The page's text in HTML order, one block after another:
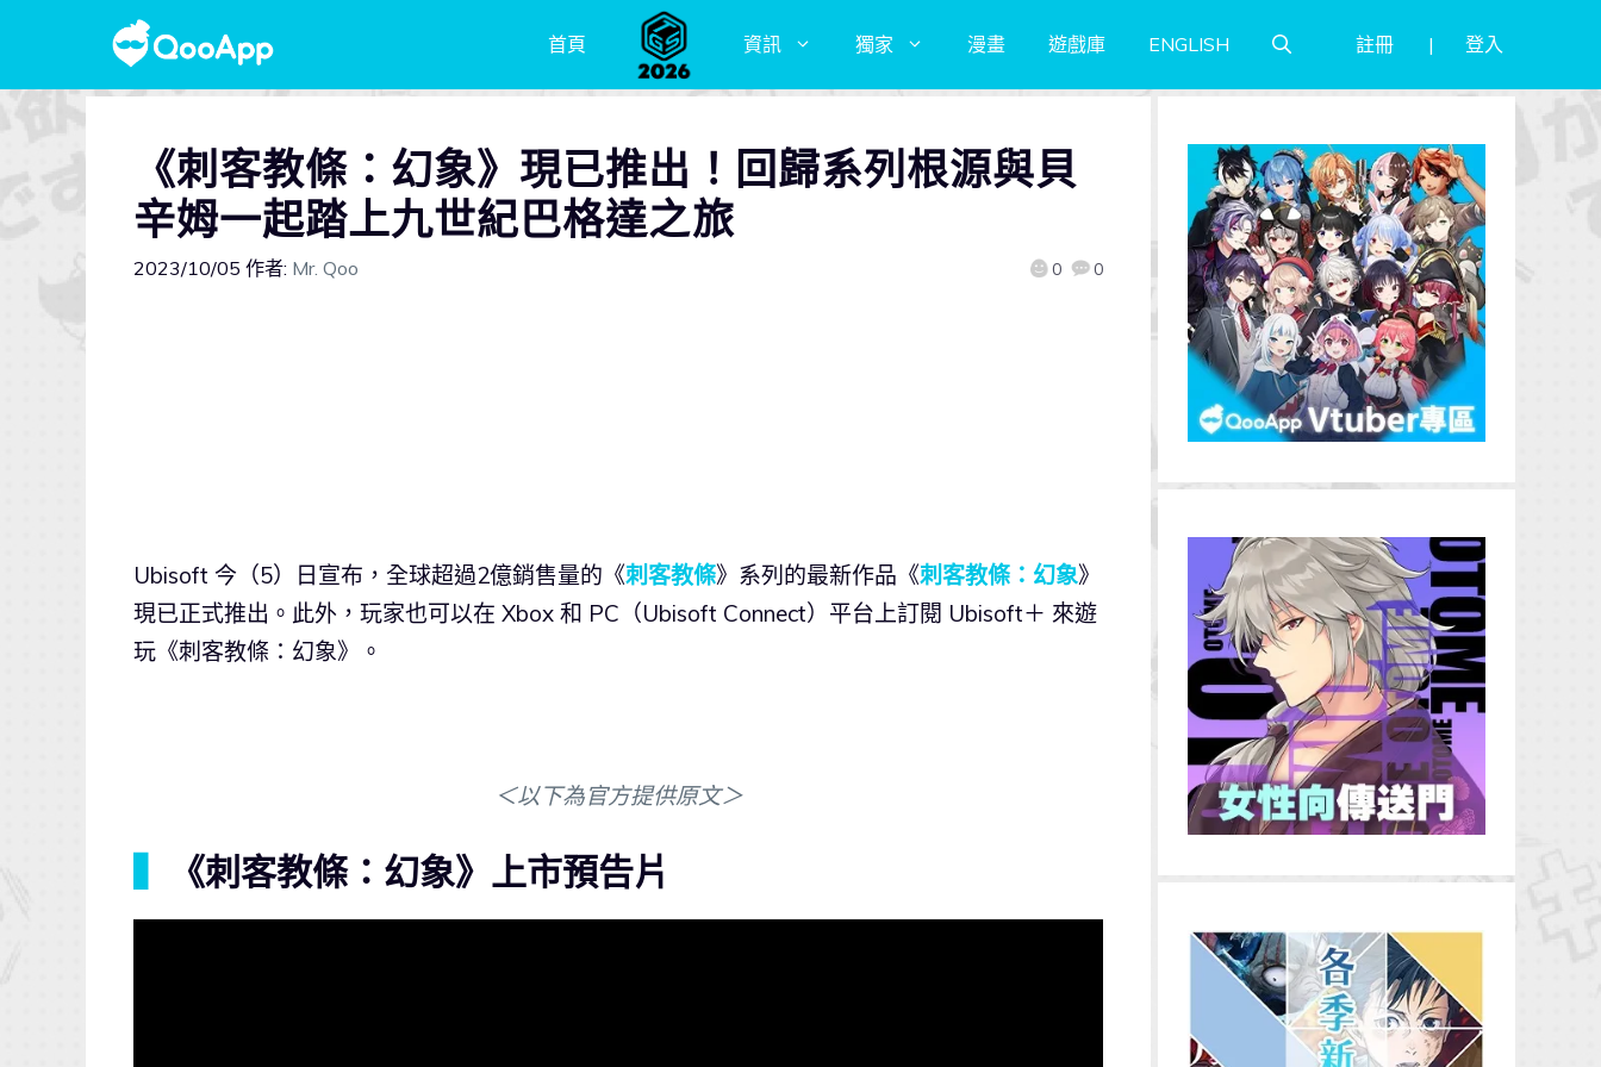
首頁 資訊 獨家 漫畫 遊戲庫 ENGLISH 註冊 登入
《刺客教條：幻象》現已推出！回歸系列根源與貝
辛姆一起踏上九世紀巴格達之旅
2023/10/05 作者: Mr. Qoo 0 0
Ubisoft 今（5）日宣布，全球超過2億銷售量的《刺客教條》系列的最新作品《刺客教條：幻象》
現已正式推出。此外，玩家也可以在 Xbox 和 PC（Ubisoft Connect）平台上訂閱 Ubisoft＋ 來遊
玩《刺客教條：幻象》。
＜以下為官方提供原文＞
《刺客教條：幻象》上市預告片